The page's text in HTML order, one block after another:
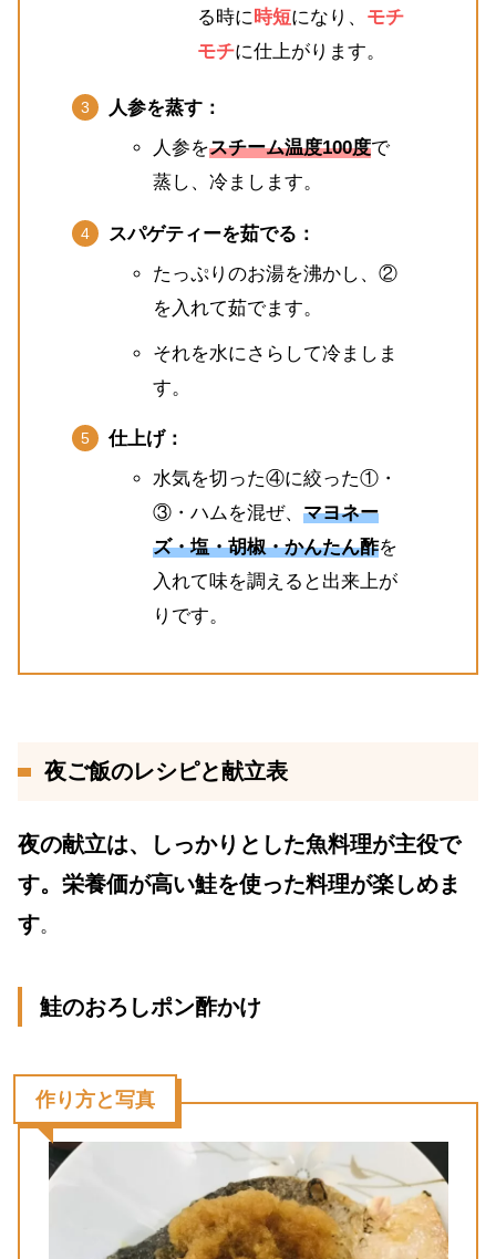
る時に時短になり、 モチ
モチに仕上がります。
人参を蒸す：
人参をスチーム温度100度で
蒸し、冷まします。
スパゲティーを茹でる：
たっぷりのお湯を沸かし、②
を入れて茹でます。
それを水にさらして冷ましま
す。
仕上げ：
水気を切った④に絞った①・
③・ハムを混ぜ、 マヨネー
ズ・塩・胡椒・かんたん酢を
入れて味を調えると出来上が
りです。
夜ご飯のレシピと献立表
夜の献立は、しっかりとした魚料理が主役で
す。栄養価が高い鮭を使った料理が楽しめま
す。
鮭のおろしポン酢かけ
作り方と写真